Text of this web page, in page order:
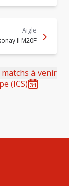
Aigle
II M20F
à venir
(ICS)